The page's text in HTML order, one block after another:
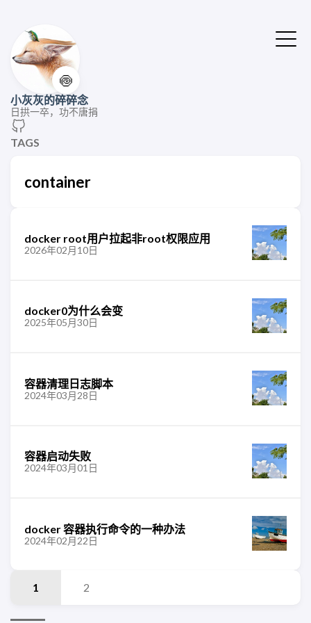
🍥
小灰灰的碎碎念
日拱一卒，功不唐捐
TAGS
container
docker root用户拉起非root权限应用
2026年02月10日
docker0为什么会变
2025年05月30日
容器清理日志脚本
2024年03月28日
容器启动失败
2024年03月01日
docker 容器执行命令的一种办法
2024年02月22日
1 2